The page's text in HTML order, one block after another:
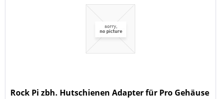
Rock Pi zbh. Hutschienen Adapter für Pro Gehäuse